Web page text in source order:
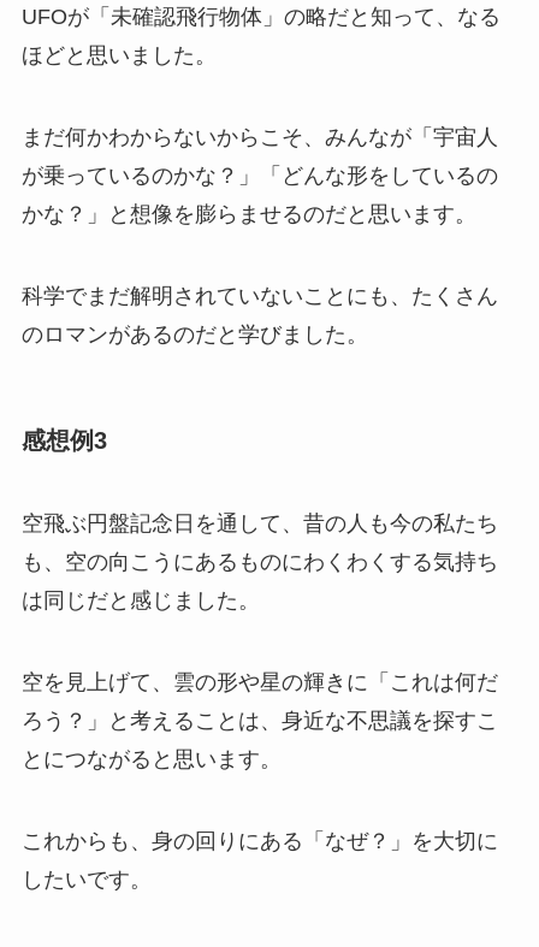
UFOが「未確認飛行物体」の略だと知って、なる
ほどと思いました。
まだ何かわからないからこそ、みんなが「宇宙人
が乗っているのかな？」「どんな形をしているの
かな？」と想像を膨らませるのだと思います。
科学でまだ解明されていないことにも、たくさん
のロマンがあるのだと学びました。
感想例3
空飛ぶ円盤記念日を通して、昔の人も今の私たち
も、空の向こうにあるものにわくわくする気持ち
は同じだと感じました。
空を見上げて、雲の形や星の輝きに「これは何だ
ろう？」と考えることは、身近な不思議を探すこ
とにつながると思います。
これからも、身の回りにある「なぜ？」を大切に
したいです。